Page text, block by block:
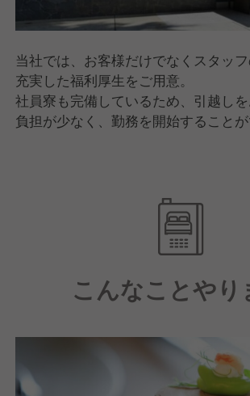
当社では、お客様だけでなくスタッフ
充実した福利厚生をご用意。
社員寮も完備しているため、引越し
負担が少なく、勤務を開始することが
フ全員が働きやすい環境を目指し労
こんなことやり